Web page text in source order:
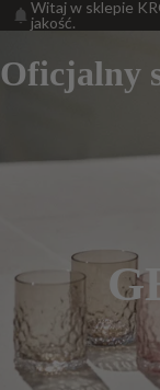
Witaj w sklepie
jakość.
Oficjalny